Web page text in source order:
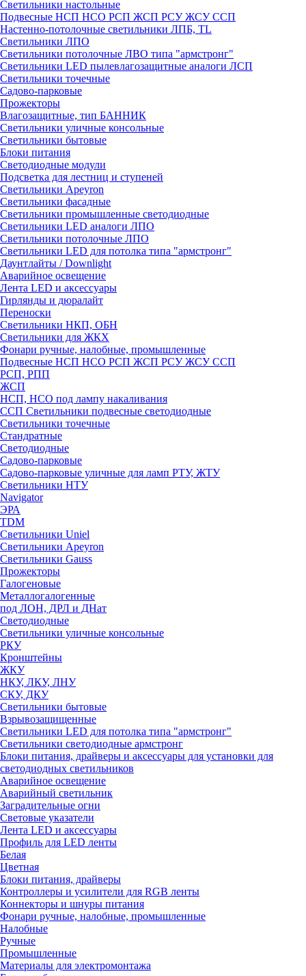
Светильники настольные
Подвесные НСП НСО РСП ЖСП РСУ ЖСУ ССП
Настенно-потолочные светильники ЛПБ, TL
Светильники ЛПО
Светильники потолочные ЛВО типа "армстронг"
Светильники LED пылевлагозащитные аналоги ЛСП
Светильники точечные
Садово-парковые
Прожекторы
Влагозащитные, тип БАННИК
Светильники уличные консольные
Светильники бытовые
Блоки питания
Светодиодные модули
Подсветка для лестниц и ступеней
Светильники Apeyron
Светильники фасадные
Светильники промышленные светодиодные
Светильники LED аналоги ЛПО
Светильники потолочные ЛПО
Светильники LED для потолка типа "армстронг"
Даунтлайты / Downlight
Аварийное освещение
Лента LED и аксессуары
Гирлянды и дюралайт
Переноски
Светильники НКП, ОБН
Светильники для ЖКХ
Фонари ручные, налобные, промышленные
Подвесные НСП НСО РСП ЖСП РСУ ЖСУ ССП
РСП, РПП
ЖСП
НСП, НСО под лампу накаливания
ССП Светильники подвесные светодиодные
Светильники точечные
Стандратные
Светодиодные
Садово-парковые
Садово-парковые уличные для ламп РТУ, ЖТУ
Светильники НТУ
Navigator
ЭРА
TDM
Светильники Uniel
Светильники Apeyron
Светильники Gauss
Прожекторы
Галогеновые
Металлогалогенные
под ЛОН, ДРЛ и ДНат
Светодиодные
Светильники уличные консольные
РКУ
Кронштейны
ЖКУ
НКУ, ЛКУ, ЛНУ
СКУ, ДКУ
Светильники бытовые
Взрывозащищенные
Светильники LED для потолка типа "армстронг"
Светильники светодиодные армстронг
Блоки питания, драйверы и аксессуары для установки для
светодиодных светильников
Аварийное освещение
Аварийный светильник
Заградительные огни
Световые указатели
Лента LED и аксессуары
Профиль для LED ленты
Белая
Цветная
Блоки питания, драйверы
Контроллеры и усилители для RGB ленты
Коннекторы и шнуры питания
Фонари ручные, налобные, промышленные
Налобные
Ручные
Промышленные
Материалы для электромонтажа